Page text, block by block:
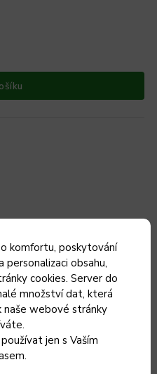
komfortu, poskytování
personalizaci obsahu,
cookies. Server do
množství dat, která
naše webové stránky
jen s Vaším